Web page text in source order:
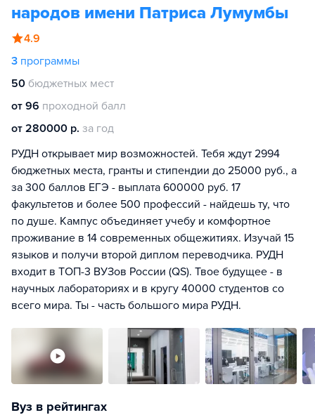
народов имени Патриса Лумумбы
4.9
3 программы
50 бюджетных мест
от 96 проходной балл
от 280000 р. за год
РУДН открывает мир возможностей. Тебя ждут 2994
бюджетных места, гранты и стипендии до 25000 руб., а
за 300 баллов ЕГЭ - выплата 600000 руб. 17
факультетов и более 500 профессий - найдешь ту, что
по душе. Кампус объединяет учебу и комфортное
проживание в 14 современных общежитиях. Изучай 15
языков и получи второй диплом переводчика. РУДН
входит в ТОП-3 ВУЗов России (QS). Твое будущее - в
научных лабораториях и в кругу 40000 студентов со
всего мира. Ты - часть большого мира РУДН.
Вуз в рейтингах